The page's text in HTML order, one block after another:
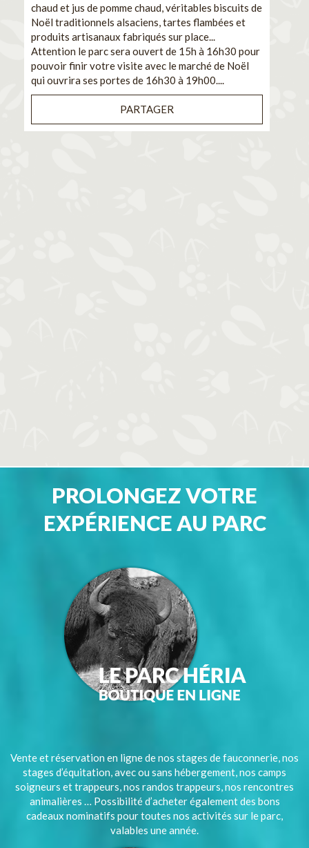
chaud et jus de pomme chaud, véritables biscuits de
Noël traditionnels alsaciens, tartes flambées et
produits artisanaux fabriqués sur place...
Attention le parc sera ouvert de 15h à 16h30 pour
pouvoir finir votre visite avec le marché de Noël
qui ouvrira ses portes de 16h30 à 19h00....
PARTAGER
PROLONGEZ VOTRE
EXPÉRIENCE AU PARC
Vente et réservation en ligne de nos stages de fauconnerie, nos
stages d’équitation, avec ou sans hébergement, nos camps
soigneurs et trappeurs, nos randos trappeurs, nos rencontres
animalières … Possibilité d’acheter également des bons
cadeaux nominatifs pour toutes nos activités sur le parc,
valables une année.